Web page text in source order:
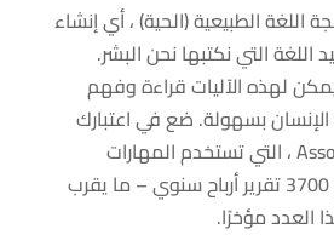
اللغة الطبيعية (الحية) ، أي إنشاء
التي نكتبها نحن البشر.
لهذه الآليات قراءة وفهم
بسهولة. ضع في اعتبارك
وكالة Associated Press ، التي تستخدم المهارات
اللغوية تلقائيًا لإنتاج 3700 تقرير أرباح سنوي – ما يقرب
العدد مؤخرًا.